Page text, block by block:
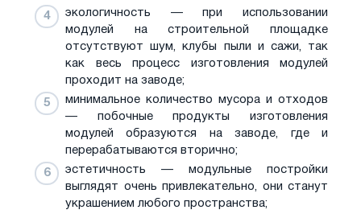
экологичность — при использовании
модулей на строительной площадке
отсутствуют шум, клубы пыли и сажи, так
как весь процесс изготовления модулей
проходит на заводе;
минимальное количество мусора и отходов
— побочные продукты изготовления
модулей образуются на заводе, где и
перерабатываются вторично;
эстетичность — модульные постройки
выглядят очень привлекательно, они станут
украшением любого пространства;